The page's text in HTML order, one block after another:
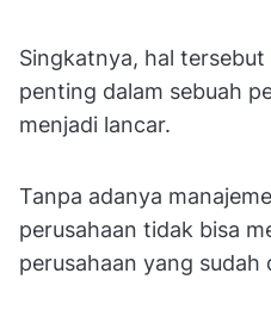
Singkatnya, hal
penting dalam sebuah
menjadi lancar.
Tanpa adanya
perusahaan tidak bisa
perusahaan yang